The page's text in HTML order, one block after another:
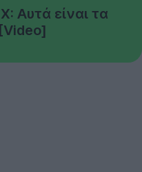
Αυτά είναι τα